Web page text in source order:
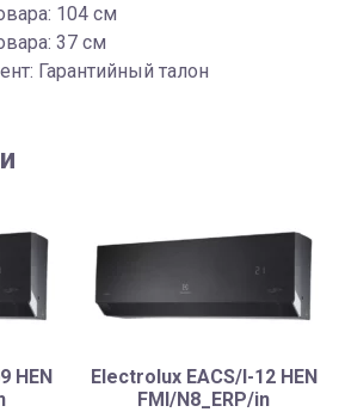
104 см
37 см
Гарантийный талон
HEN
Electrolux EACS/I-12 HEN
FMI/N8_ERP/in